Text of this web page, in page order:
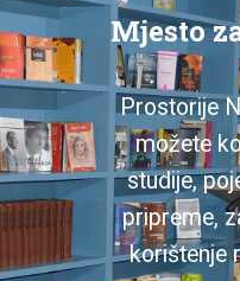
Mjesto
Prostorije
možete
studije,
pripreme,
korištenje